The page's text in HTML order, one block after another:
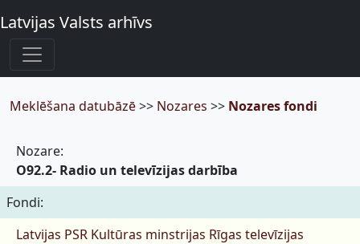
Latvijas Valsts arhīvs
Meklēšana datubāzē>> Nozares >> Nozares fondi
Nozare:
O92.2- Radio un televīzijas darbība
Fondi:
Latvijas PSR Kultūras minstrijas Rīgas televīzijas